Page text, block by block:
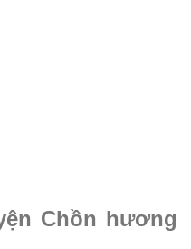
Chồn hương